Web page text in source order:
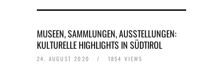
MUSEEN, SAMMLUNGEN, AUSSTELLUNGEN:
KULTURELLE HIGHLIGHTS IN SÜDTIROL
24. AUGUST 2020 / 1854 VIEWS